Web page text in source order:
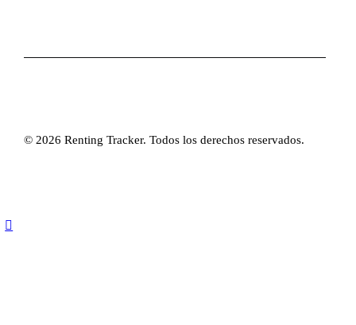
© 2026 Renting Tracker. Todos los derechos reservados.